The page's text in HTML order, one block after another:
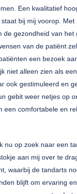
Een kwalitatief
bij mij voorop. Met
de gezondheid van het
van de patiënt
een bezoek
niet alleen zien als een
ook gestimuleerd en
gebit weer netjes op
een comfortabele en
nu op zoek naar een
aan mij over te
waarbij de tandarts
blijft om ervaring